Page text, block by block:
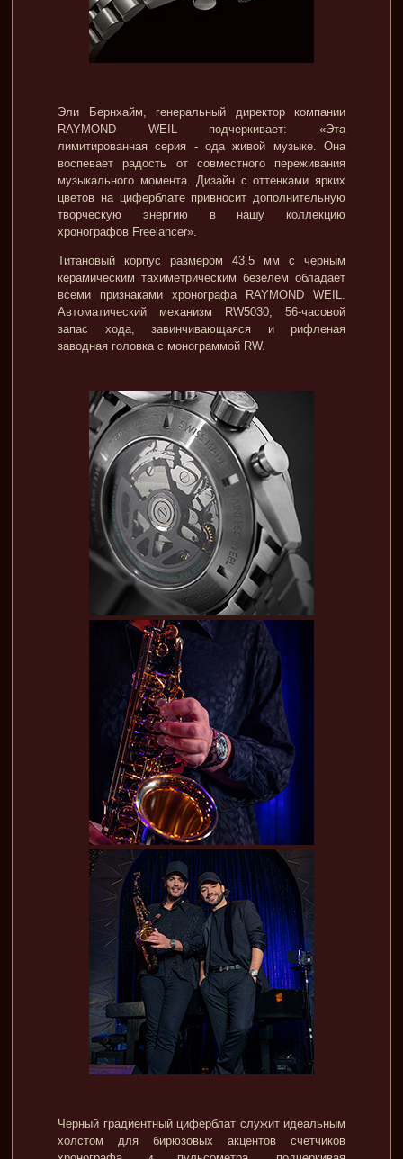
Эли Бернхайм, генеральный директор компании
RAYMOND WEIL подчеркивает: «Эта
лимитированная серия - ода живой музыке. Она
воспевает радость от совместного переживания
музыкального момента. Дизайн с оттенками ярких
цветов на циферблате привносит дополнительную
творческую энергию в нашу коллекцию
хронографов Freelancer».
Титановый корпус размером 43,5 мм с черным
керамическим тахиметрическим безелем обладает
всеми признаками хронографа RAYMOND WEIL.
Автоматический механизм RW5030, 56-часовой
запас хода, завинчивающаяся и рифленая
заводная головка с монограммой RW.
Черный градиентный циферблат служит идеальным
холстом для бирюзовых акцентов счетчиков